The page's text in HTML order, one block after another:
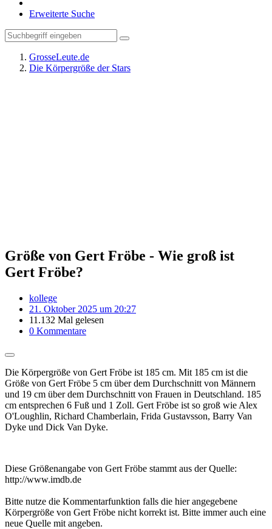
Erweiterte Suche
GrosseLeute.de
Die Körpergröße der Stars
Größe von Gert Fröbe - Wie groß ist
Gert Fröbe?
kollege
21. Oktober 2025 um 20:27
11.132 Mal gelesen
0 Kommentare
Die Körpergröße von Gert Fröbe ist 185 cm. Mit 185 cm ist die
Größe von Gert Fröbe 5 cm über dem Durchschnitt von Männern
und 19 cm über dem Durchschnitt von Frauen in Deutschland. 185
cm entsprechen 6 Fuß und 1 Zoll. Gert Fröbe ist so groß wie Alex
O'Loughlin, Richard Chamberlain, Frida Gustavsson, Barry Van
Dyke und Dick Van Dyke.
Diese Größenangabe von Gert Fröbe stammt aus der Quelle:
http://www.imdb.de
Bitte nutze die Kommentarfunktion falls die hier angegebene
Körpergröße von Gert Fröbe nicht korrekt ist. Bitte immer auch eine
neue Quelle mit angeben.